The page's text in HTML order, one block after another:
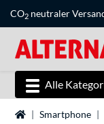
CO2 neutraler
Alle
StartseiteSmartphone